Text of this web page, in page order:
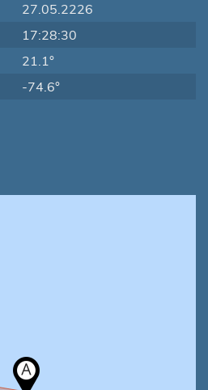
27.05.2226
17:28:30
21.1°
-74.6°